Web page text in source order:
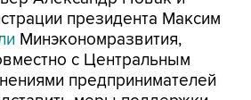
президента Максим
Минэкономразвития,
с Центральным
предпринимателей